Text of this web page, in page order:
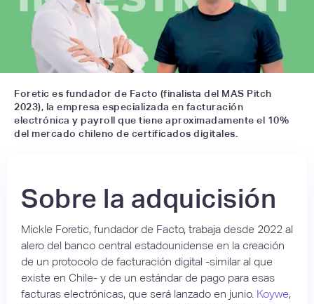
Foretic es fundador de Facto (finalista del MAS Pitch
2023), la empresa especializada en facturación
electrónica y payroll que tiene aproximadamente el 10%
del mercado chileno de certificados digitales.
Sobre la adquicisión
Mickle Foretic, fundador de Facto, trabaja desde 2022 al
alero del banco central estadounidense en la creación
de un protocolo de facturación digital -similar al que
existe en Chile- y de un estándar de pago para esas
facturas electrónicas, que será lanzado en junio. Koywe,